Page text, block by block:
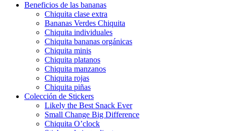
Beneficios de las bananas
Chiquita clase extra
Bananas Verdes Chiquita
Chiquita individuales
Chiquita bananas orgánicas
Chiquita minis
Chiquita platanos
Chiquita manzanos
Chiquita rojas
Chiquita piñas
Colección de Stickers
Likely the Best Snack Ever
Small Change Big Difference
Chiquita O’clock